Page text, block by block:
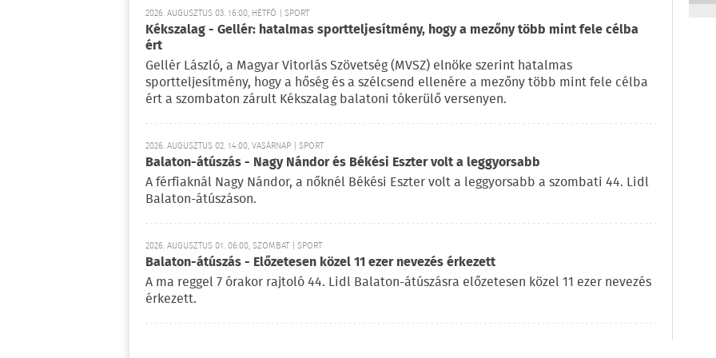
2026. AUGUSZTUS 03. 16:00, HÉTFŐ | SPORT
Kékszalag - Gellér: hatalmas sportteljesítmény, hogy a mezőny több mint fele célba
ért
Gellér László, a Magyar Vitorlás Szövetség (MVSZ) elnöke szerint hatalmas
sportteljesítmény, hogy a hőség és a szélcsend ellenére a mezőny több mint fele célba
ért a szombaton zárult Kékszalag balatoni tókerülő versenyen.
2026. AUGUSZTUS 02. 14:00, VASÁRNAP | SPORT
Balaton-átúszás - Nagy Nándor és Békési Eszter volt a leggyorsabb
A férfiaknál Nagy Nándor, a nőknél Békési Eszter volt a leggyorsabb a szombati 44. Lidl
Balaton-átúszáson.
2026. AUGUSZTUS 01. 06:00, SZOMBAT | SPORT
Balaton-átúszás - Előzetesen közel 11 ezer nevezés érkezett
A ma reggel 7 órakor rajtoló 44. Lidl Balaton-átúszásra előzetesen közel 11 ezer nevezés
érkezett.